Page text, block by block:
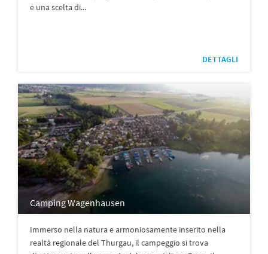
e una scelta di...
DETTAGLI
Camping Wagenhausen
Immerso nella natura e armoniosamente inserito nella
realtà regionale del Thurgau, il campeggio si trova